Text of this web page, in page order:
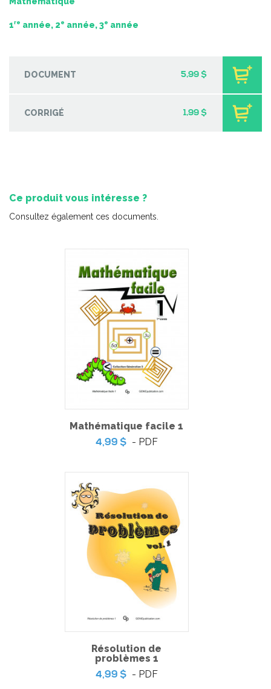
10 jeux en français – série 1
Activités de vocabulaire pour FLS
5,99 $
-PDF
Méthodologie en psycho-linguistique
10,99 $ -
1re année, 2 e année, 3e année
DOCUMENT 5,99 $
CORRIGÉ 1,99 $
Ce produit vous intéresse ?
Consultez également ces documents.
Mathématique facile 1
4,99 $ - PDF
Résolution de
problèmes 1
4,99 $ - PDF
INSCRIVEZ-VOUS À NOTRE LISTE DE DIFFUSION